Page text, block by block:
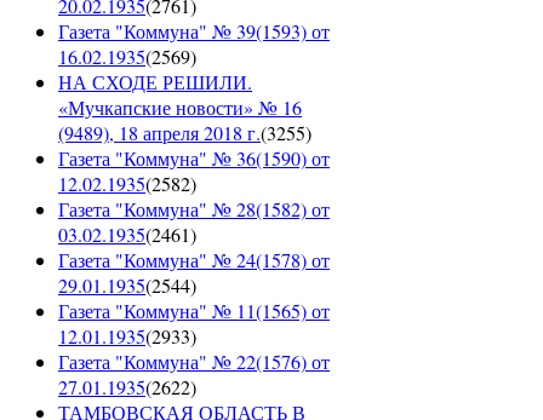
20.02.1935(2761)
Газета "Коммуна" № 39(1593) от
16.02.1935(2569)
НА СХОДЕ РЕШИЛИ.
«Мучкапские новости» № 16
(9489), 18 апреля 2018 г.(3255)
Газета "Коммуна" № 36(1590) от
12.02.1935(2582)
Газета "Коммуна" № 28(1582) от
03.02.1935(2461)
Газета "Коммуна" № 24(1578) от
29.01.1935(2544)
Газета "Коммуна" № 11(1565) от
12.01.1935(2933)
Газета "Коммуна" № 22(1576) от
27.01.1935(2622)
ТАМБОВСКАЯ ОБЛАСТЬ В